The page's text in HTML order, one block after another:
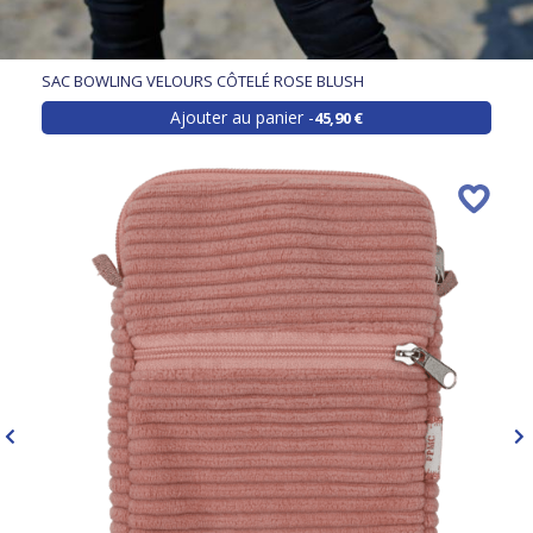
SAC BOWLING VELOURS CÔTELÉ ROSE BLUSH
Ajouter au panier 45,90 €